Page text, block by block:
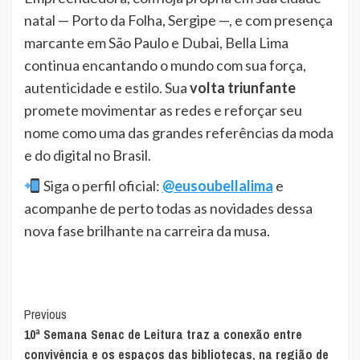
natal — Porto da Folha, Sergipe —, e com presença
marcante em São Paulo e Dubai, Bella Lima
continua encantando o mundo com sua força,
autenticidade e estilo. Suavolta triunfante
promete movimentar as redes e reforçar seu
nome como uma das grandes referências da moda
e do digital no Brasil.
Siga o perfil oficial: @eusoubellalima e
acompanhe de perto todas as novidades dessa
nova fase brilhante na carreira da musa.
Post
Navigation
Previous
10ª Semana Senac de Leitura traz a conexão entre
convivência e os espaços das bibliotecas, na região de